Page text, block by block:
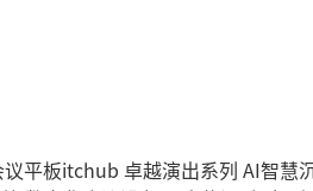
议平板itchub 卓越演出系列 AI智慧